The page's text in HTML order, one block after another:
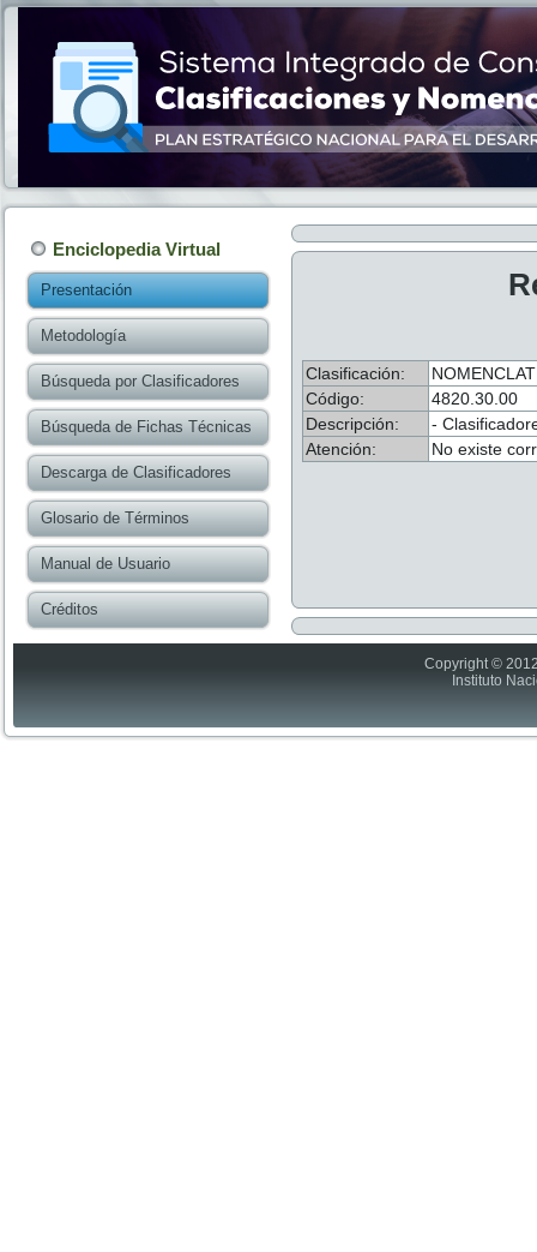
Enciclopedia Virtual
Presentación
Metodología
Búsqueda por Clasificadores
Búsqueda de Fichas Técnicas
Descarga de Clasificadores
Glosario de Términos
Manual de Usuario
Créditos
Clasificación:
Código:
4820.30.00
Descripción:
-
Atención:
No existe
Copyright ©
Instituto